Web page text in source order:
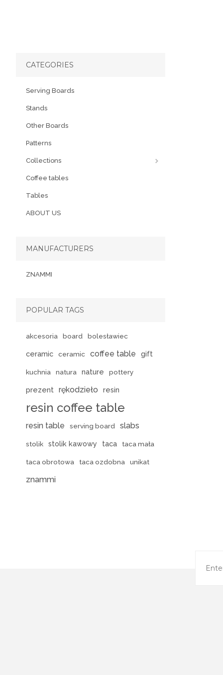
CATEGORIES
Serving Boards
Stands
Other Boards
Patterns
Collections
Coffee tables
Tables
ABOUT US
MANUFACTURERS
ZNAMMI
POPULAR TAGS
akcesoria board bolesławiec
ceramic ceramic coffee table gift
kuchnia natura nature pottery
prezent rękodzieło resin
resin coffee table
resin table serving board slabs
stolik stolik kawowy taca taca mała
taca obrotowa taca ozdobna unikat
znammi